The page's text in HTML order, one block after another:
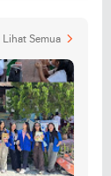
Lihat Semua